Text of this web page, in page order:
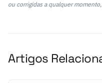
ou corrigidas a qualquer
Artigos